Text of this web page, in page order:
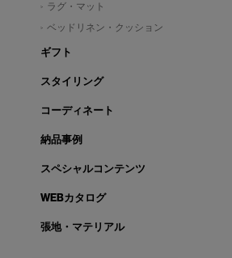
ラグ・マット
ベッドリネン・クッション
ギフト
スタイリング
コーディネート
納品事例
スペシャルコンテンツ
WEBカタログ
張地・マテリアル